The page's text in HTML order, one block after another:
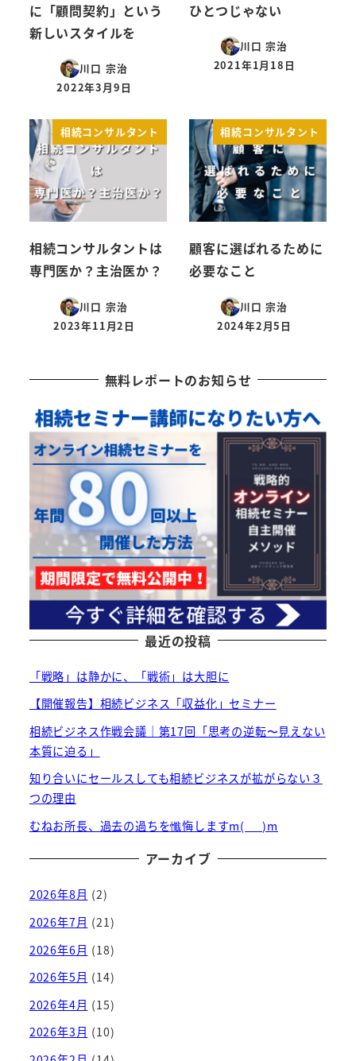
に「顧問契約」という
新しいスタイルを
川口 宗治
投稿日
2022年3月9日
ひとつじゃない
川口 宗治
投稿日
2021年1月18日
相続コンサルタント
相続コンサルタントは
専門医か？主治医か？
川口 宗治
投稿日
2023年11月2日
相続コンサルタント
顧客に選ばれるために
必要なこと
川口 宗治
投稿日
2024年2月5日
無料レポートのお知らせ
最近の投稿
「戦略」は静かに、「戦術」は大胆に
【開催報告】相続ビジネス「収益化」セミナー
相続ビジネス作戦会議｜第17回「思考の逆転〜見えない
本質に迫る」
知り合いにセールスしても相続ビジネスが拡がらない３
つの理由
むねお所長、過去の過ちを懺悔しますm(_ _)m
アーカイブ
2026年8月 (2)
2026年7月 (21)
2026年6月 (18)
2026年5月 (14)
2026年4月 (15)
2026年3月 (10)